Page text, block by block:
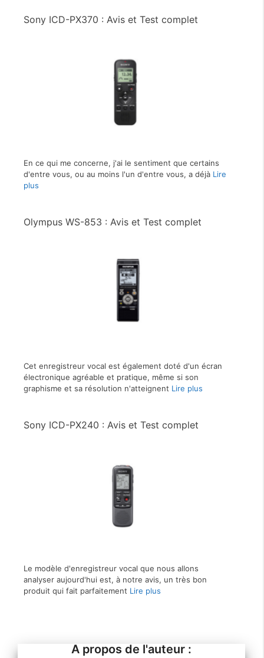
Sony ICD-PX370 : Avis et Test complet
En ce qui me concerne, j'ai le sentiment que certains
d'entre vous, ou au moins l'un d'entre vous, a déjà Lire
plus
Olympus WS-853 : Avis et Test complet
Cet enregistreur vocal est également doté d'un écran
électronique agréable et pratique, même si son
graphisme et sa résolution n'atteignent Lire plus
Sony ICD-PX240 : Avis et Test complet
Le modèle d'enregistreur vocal que nous allons
analyser aujourd'hui est, à notre avis, un très bon
produit qui fait parfaitement Lire plus